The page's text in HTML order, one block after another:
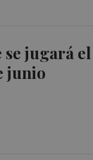
jugará el
junio